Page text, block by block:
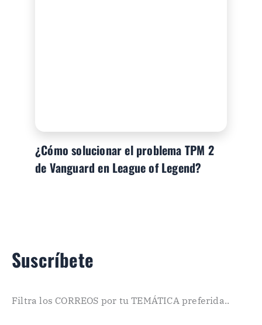
¿Cómo solucionar el problema TPM 2
de Vanguard en League of Legend?
Suscríbete
Filtra los CORREOS por tu TEMÁTICA preferida..